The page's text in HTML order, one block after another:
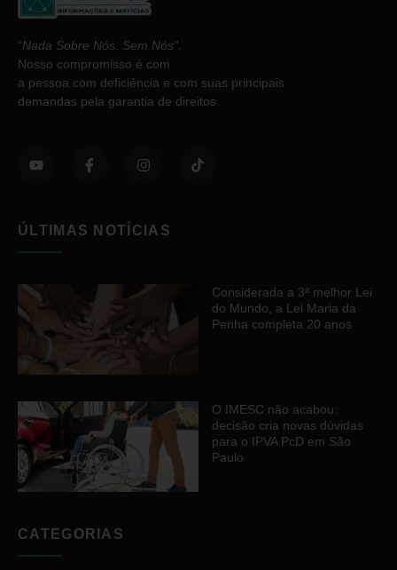
“Nada Sobre Nós. Sem Nós”
Nosso compromisso é com
a pessoa com deficiência e com suas principais
demandas pela garantia de direitos.
ÚLTIMAS NOTÍCIAS
Considerada a 3ª melhor Lei
do Mundo, a Lei Maria da
Penha completa 20 anos
O IMESC não acabou:
decisão cria novas dúvidas
para o IPVA PcD em São
Paulo
CATEGORIAS